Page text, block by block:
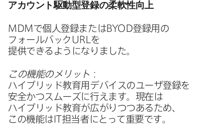
アカウント駆動型登録の​柔軟性向上
MDMで​個人登録またはBYOD登録用の​
フォールバック URL を​
提供できるようになりました。
この機能の​メリット ：
ハイブリッド教育用デバイスの​ユーザ登録を​
安全か​つスムーズに​行えます。​現在は​
ハイブリッド教育が​広がりつつある​ため、​
この機能は IT担当者に​とって​重要です。